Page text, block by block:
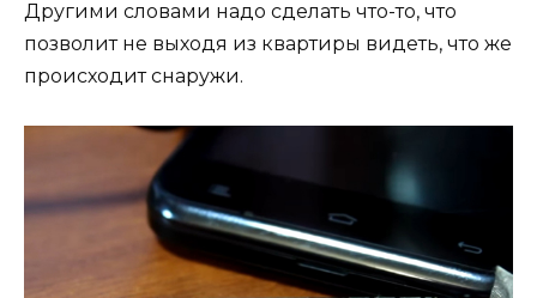
Другими словами надо сделать что-то, что
позволит не выходя из квартиры видеть, что же
происходит снаружи.